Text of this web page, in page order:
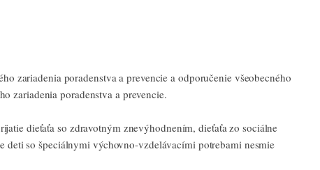
zariadenia poradenstva a prevencie a odporučenie všeobecného
zariadenia poradenstva a prevencie.
dieťaťa so zdravotným znevýhodnením, dieťaťa zo sociálne
deti so špeciálnymi výchovno-vzdelávacími potrebami nesmie